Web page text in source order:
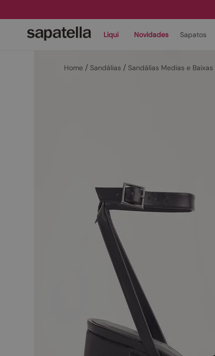
Liqui Novidades Sapatos
Sandálias Sandálias Medias e Baixas